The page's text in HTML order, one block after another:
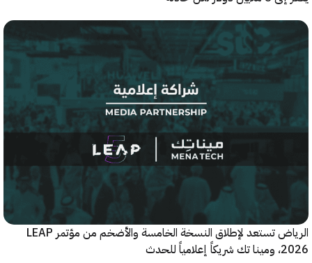
الرياض تستعد لإطلاق النسخة الخامسة والأضخم من مؤتمر LEAP
للحدث